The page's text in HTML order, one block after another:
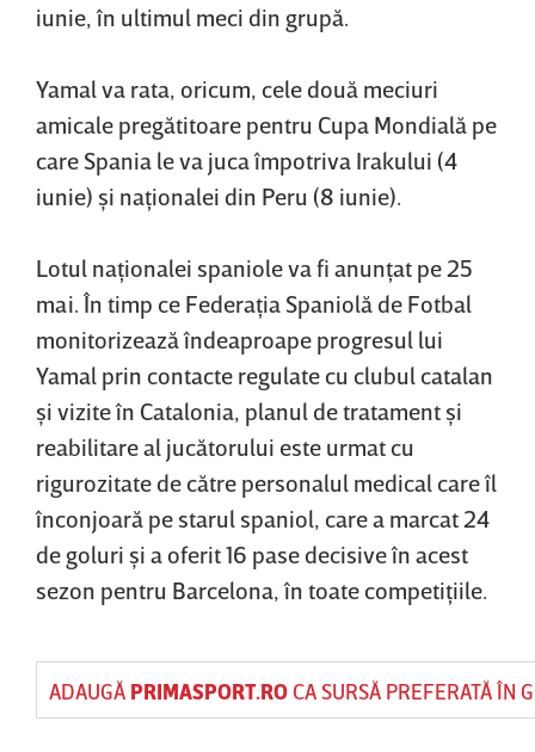
iunie, în ultimul meci din grupă.
Yamal va rata, oricum, cele două meciuri
amicale pregătitoare pentru Cupa Mondială pe
care Spania le va juca împotriva Irakului (4
iunie) şi naţionalei din Peru (8 iunie).
Lotul naţionalei spaniole va fi anunţat pe 25
mai. În timp ce Federaţia Spaniolă de Fotbal
monitorizează îndeaproape progresul lui
Yamal prin contacte regulate cu clubul catalan
şi vizite în Catalonia, planul de tratament şi
reabilitare al jucătorului este urmat cu
rigurozitate de către personalul medical care îl
înconjoară pe starul spaniol, care a marcat 24
de goluri şi a oferit 16 pase decisive în acest
sezon pentru Barcelona, în toate competiţiile.
ADAUGĂ PRIMASPORT.ROCA SURSĂ PREFERATĂ ÎN